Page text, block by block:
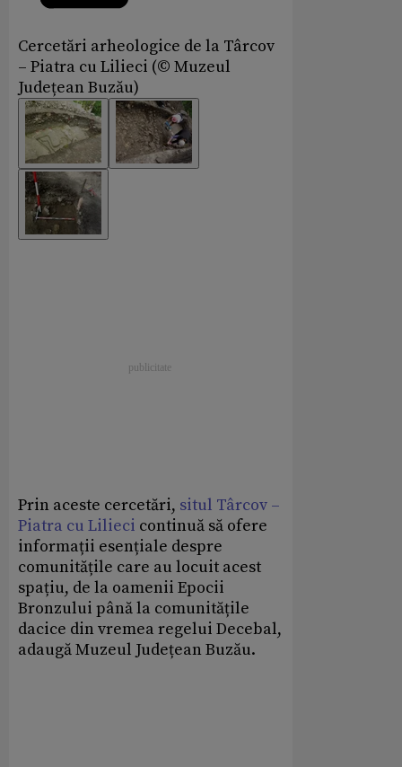
Cercetări arheologice de la Târcov
– Piatra cu Lilieci (© Muzeul
Județean Buzău)
Prin aceste cercetări, situl Târcov –
Piatra cu Lilieci continuă să ofere
informații esențiale despre
comunitățile care au locuit acest
spațiu, de la oamenii Epocii
Bronzului până la comunitățile
dacice din vremea regelui Decebal,
adaugă Muzeul Județean Buzău.